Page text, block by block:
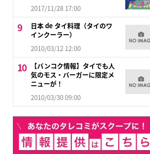
2017/11/28 17:00
日本 de タイ料理（タイのワ
インクーラー）
2010/03/12 12:00
【バンコク情報】タイでも人
気のモス・バーガーに限定メ
ニューが！
2010/03/30 09:00